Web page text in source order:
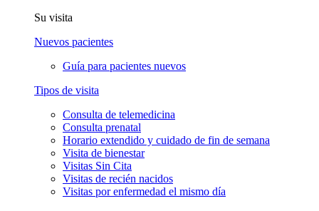
Su visita
Nuevos pacientes
Guía para pacientes nuevos
Tipos de visita
Consulta de telemedicina
Consulta prenatal
Horario extendido y cuidado de fin de semana
Visita de bienestar
Visitas Sin Cita
Visitas de recién nacidos
Visitas por enfermedad el mismo día